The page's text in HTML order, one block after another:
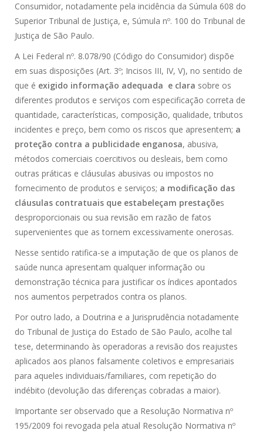
Consumidor, notadamente pela incidência da Súmula 608 do
Superior Tribunal de Justiça, e, Súmula nº. 100 do Tribunal de
Justiça de São Paulo.
A Lei Federal nº. 8.078/90 (Código do Consumidor) dispõe
em suas disposições (Art. 3º; Incisos III, IV, V), no sentido de
que é exigido informação adequada e clara sobre os
diferentes produtos e serviços com especificação correta de
quantidade, características, composição, qualidade, tributos
incidentes e preço, bem como os riscos que apresentem; a
proteção contra a publicidade enganosa, abusiva,
métodos comerciais coercitivos ou desleais, bem como
outras práticas e cláusulas abusivas ou impostos no
fornecimento de produtos e serviços; a modificação das
cláusulas contratuais que estabeleçam prestações
desproporcionais ou sua revisão em razão de fatos
supervenientes que as tornem excessivamente onerosas.
Nesse sentido ratifica-se a imputação de que os planos de
saúde nunca apresentam qualquer informação ou
demonstração técnica para justificar os índices apontados
nos aumentos perpetrados contra os planos.
Por outro lado, a Doutrina e a Jurisprudência notadamente
do Tribunal de Justiça do Estado de São Paulo, acolhe tal
tese, determinando às operadoras a revisão dos reajustes
aplicados aos planos falsamente coletivos e empresariais
para aqueles individuais/familiares, com repetição do
indébito (devolução das diferenças cobradas a maior).
Importante ser observado que a Resolução Normativa nº
195/2009 foi revogada pela atual Resolução Normativa nº